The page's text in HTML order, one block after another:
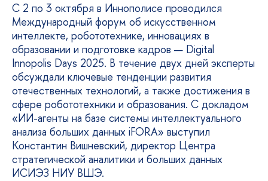
С 2 по 3 октября в Иннополисе проводился
Международный форум об искусственном
интеллекте, робототехнике, инновациях в
образовании и подготовке кадров — Digital
Innopolis Days 2025. В течение двух дней эксперты
обсуждали ключевые тенденции развития
отечественных технологий, а также достижения в
сфере робототехники и образования. С докладом
«ИИ-агенты на базе системы интеллектуального
анализа больших данных iFORA» выступил
Константин Вишневский, директор Центра
стратегической аналитики и больших данных
ИСИЭЗ НИУ ВШЭ.